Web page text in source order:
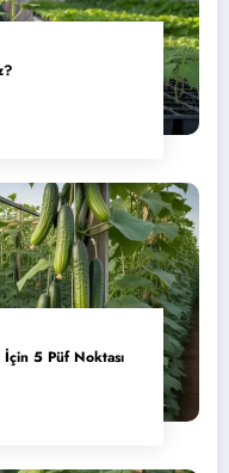
İçin 5 Püf Noktası